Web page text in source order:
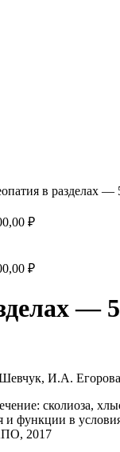
в разделах —
₽
₽
—
И.А. Егорова
сколиоза,
и функции в
2017